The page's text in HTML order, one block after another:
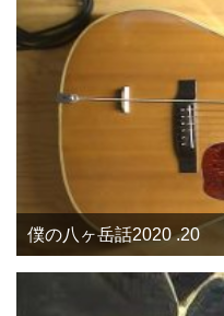
僕の八ヶ岳話2020 .20